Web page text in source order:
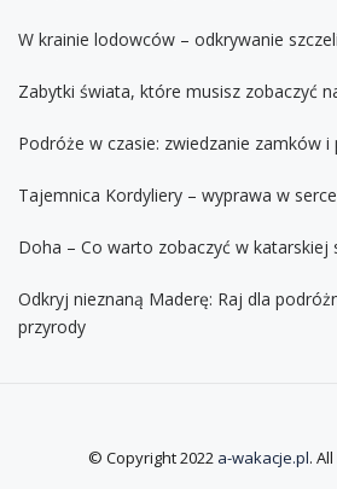
W krainie lodowców – odkrywanie
Zabytki świata, które musisz zobaczyć
Podróże w czasie: zwiedzanie zamków i
Tajemnica Kordyliery – wyprawa w
Doha – Co warto zobaczyć w katarskiej
Odkryj nieznaną Maderę: Raj dla
przyrody
© Copyright 2022 a-wakacje.pl.